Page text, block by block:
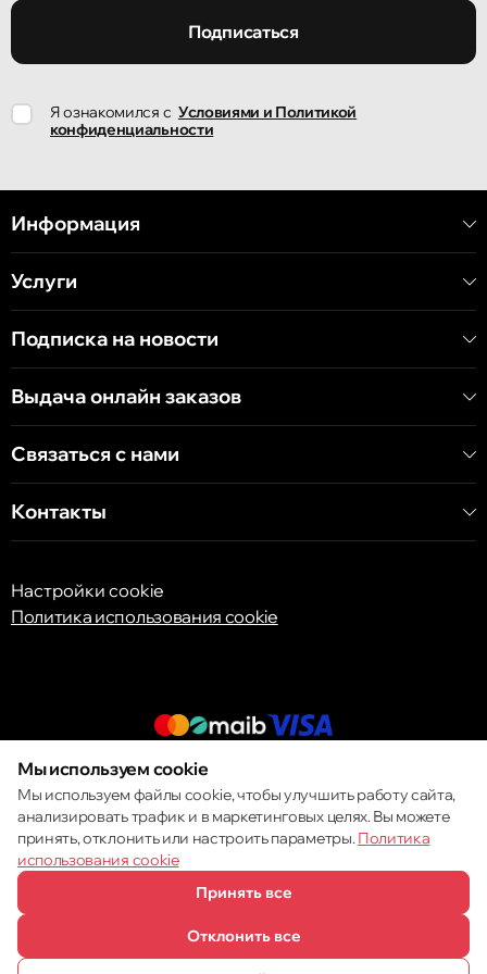
улица Ион Крянгэ, 78
Кишинёв
Хынчештское шоссе, 60/4
бульвар Дечебал, 139
Подписаться
Я ознакомился с Условиями и Политикой
конфиденциальности
Информация
Услуги
Подписка на новости
Выдача онлайн заказов
Связаться с нами
Контакты
Настройки cookie
Политика использования cookie
© 2013 – 2026 ECOM
Мы используем cookie
Мы используем файлы cookie, чтобы улучшить работу сайта,
анализировать трафик и в маркетинговых целях. Вы можете
принять, отклонить или настроить параметры.Политика
использования cookie
Принять все
Отклонить все